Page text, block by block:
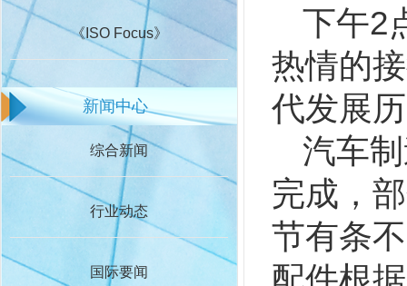
《ISO Focus》
新闻中心
综合新闻
行业动态
国际要闻
下午2
热情的
代发展
汽车
完成，
节有条